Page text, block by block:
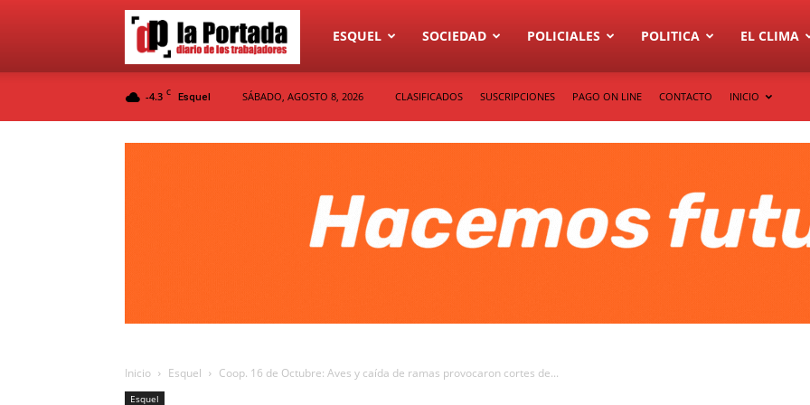
Diario
ESQUEL SOCIEDAD POLICIALES POLITICA EL CLIMA
-4.3 C Esquel SÁBADO, AGOSTO 8, 2026 CLASIFICADOS SUSCRIPCIONES PAGO ON LINE CONTACTO INICIO
Inicio Esquel Coop. 16 de Octubre: Aves y caída de ramas provocaron cortes de...
Esquel